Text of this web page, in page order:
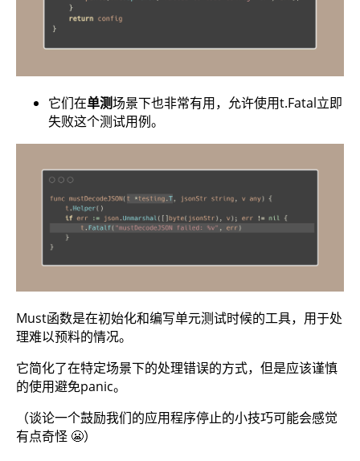
它们在单测场景下也非常有用，允许使用t.Fatal立即
失败这个测试用例。
Must函数是在初始化和编写单元测试时候的工具，用于处
理难以预料的情况。
它简化了在特定场景下的处理错误的方式，但是应该谨慎
的使用避免panic。
（谈论一个鼓励我们的应用程序停止的小技巧可能会感觉
有点奇怪 😬）